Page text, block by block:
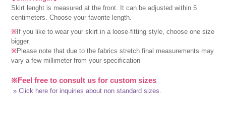
Skirt lenght is measured at the front. It can be adjusted within 5
centimeters. Choose your favorite length.
※If you like to wear your skirt in a loose-fitting style, choose one size
bigger.
※Please note that due to the fabrics stretch final measurements may
vary a few millimeter from your specification
※Feel free to consult us for custom sizes
» Click here for inquiries about non standard sizes.